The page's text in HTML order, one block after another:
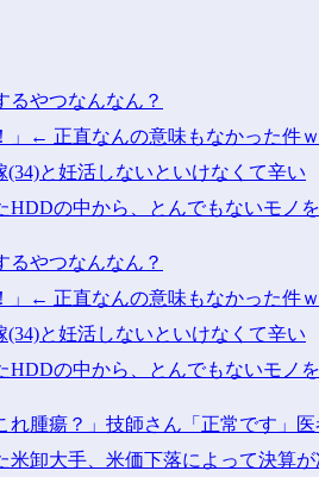
るやつなんなん？
」← 正直なんの意味もなかった件
(34)と妊活しないといけなくて辛い
HDDの中から、とんでもないモノ
るやつなんなん？
」← 正直なんの意味もなかった件
(34)と妊活しないといけなくて辛い
HDDの中から、とんでもないモノ
れ腫瘍？」技師さん「正常です」
米卸大手、米価下落によって決算